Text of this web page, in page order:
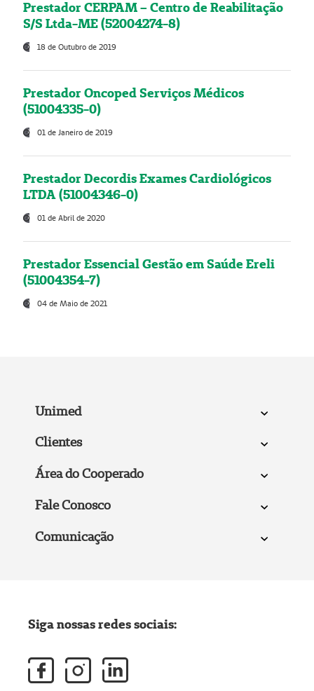
Prestador CERPAM – Centro de Reabilitação
S/S Ltda-ME (52004274-8)
18 de Outubro de 2019
Prestador Oncoped Serviços Médicos
(51004335-0)
01 de Janeiro de 2019
Prestador Decordis Exames Cardiológicos
LTDA (51004346-0)
01 de Abril de 2020
Prestador Essencial Gestão em Saúde Ereli
(51004354-7)
04 de Maio de 2021
Unimed
Clientes
Área do Cooperado
Fale Conosco
Comunicação
Siga nossas redes sociais: